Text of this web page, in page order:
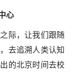
心
际，让我们跟随
去追溯人类认知
的北京时间去校